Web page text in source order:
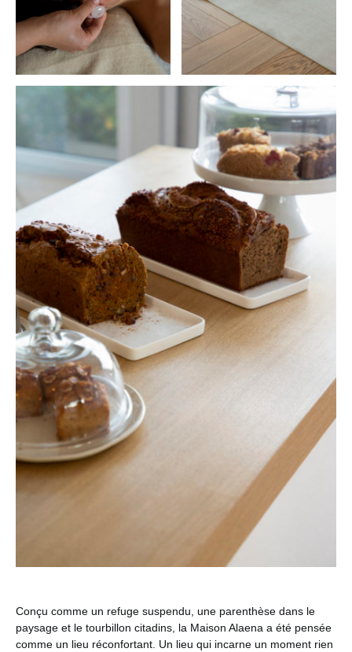
Conçu comme un refuge suspendu, une parenthèse dans le
paysage et le tourbillon citadins, la Maison Alaena a été pensée
comme un lieu réconfortant. Un lieu qui incarne un moment rien